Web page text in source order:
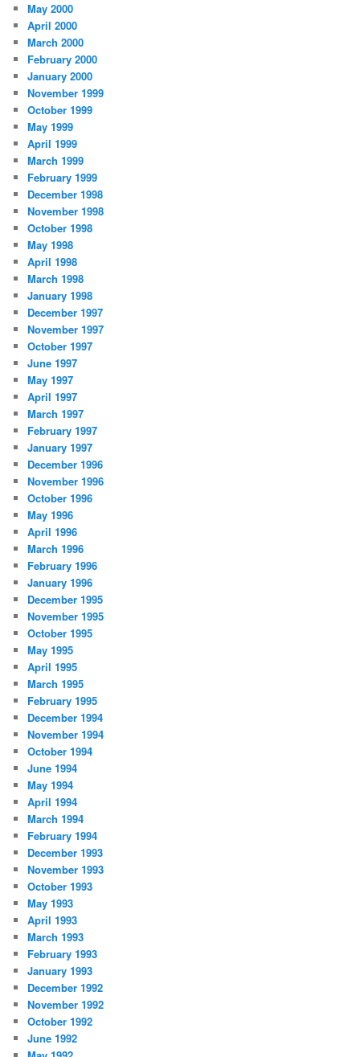
May 2000
April 2000
March 2000
February 2000
January 2000
November 1999
October 1999
May 1999
April 1999
March 1999
February 1999
December 1998
November 1998
October 1998
May 1998
April 1998
March 1998
January 1998
December 1997
November 1997
October 1997
June 1997
May 1997
April 1997
March 1997
February 1997
January 1997
December 1996
November 1996
October 1996
May 1996
April 1996
March 1996
February 1996
January 1996
December 1995
November 1995
October 1995
May 1995
April 1995
March 1995
February 1995
December 1994
November 1994
October 1994
June 1994
May 1994
April 1994
March 1994
February 1994
December 1993
November 1993
October 1993
May 1993
April 1993
March 1993
February 1993
January 1993
December 1992
November 1992
October 1992
June 1992